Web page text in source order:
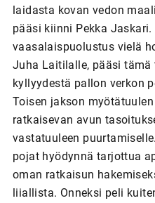
laidasta kovan vedon
pääsi kiinni Pekka
vaasalaispuolustus vielä
Juha Laitilalle, pääsi tämä
kyllyydestä pallon verkon
Toisen jakson
ratkaisevan avun
vastatuuleen
pojat hyödynnä tarjottua
oman ratkaisun
liiallista. Onneksi peli